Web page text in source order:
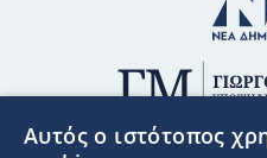
Αυτός ο ιστότοπος